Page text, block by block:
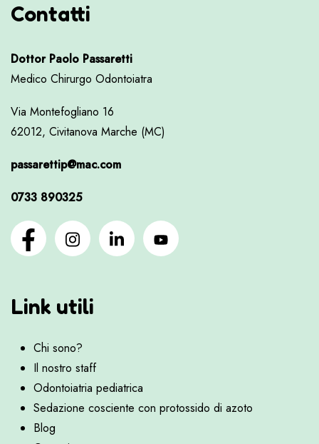
Contatti
Dottor Paolo Passaretti
Medico Chirurgo Odontoiatra
Via Montefogliano 16
62012, Civitanova Marche (MC)
passarettip@mac.com
0733 890325
Link utili
Chi sono?
Il nostro staff
Odontoiatria pediatrica
Sedazione cosciente con protossido di azoto
Blog